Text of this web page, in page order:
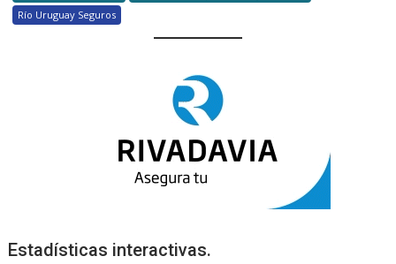
Río Uruguay Seguros
Estadísticas interactivas.